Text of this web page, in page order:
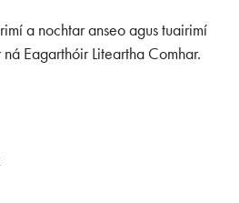
a nochtar anseo agus tuairimí
Eagarthóir Liteartha Comhar.